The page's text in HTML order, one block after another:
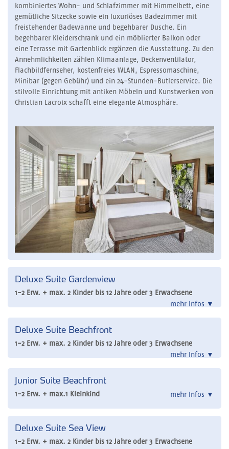
kombiniertes Wohn- und Schlafzimmer mit Himmelbett, eine
gemütliche Sitzecke sowie ein luxuriöses Badezimmer mit
freistehender Badewanne und begehbarer Dusche. Ein
begehbarer Kleiderschrank und ein möblierter Balkon oder
eine Terrasse mit Gartenblick ergänzen die Ausstattung. Zu den
Annehmlichkeiten zählen Klimaanlage, Deckenventilator,
Flachbildfernseher, kostenfreies WLAN, Espressomaschine,
Minibar (gegen Gebühr) und ein 24-Stunden-Butlerservice. Die
stilvolle Einrichtung mit antiken Möbeln und Kunstwerken von
Christian Lacroix schafft eine elegante Atmosphäre.
Deluxe Suite Gardenview
1-2 Erw. + max. 2 Kinder bis 12 Jahre oder 3 Erwachsene
mehr Infos ▼
Deluxe Suite Beachfront
1-2 Erw. + max. 2 Kinder bis 12 Jahre oder 3 Erwachsene
mehr Infos ▼
Junior Suite Beachfront
1-2 Erw. + max.1 Kleinkind mehr Infos ▼
Deluxe Suite Sea View
1-2 Erw. + max. 2 Kinder bis 12 Jahre oder 3 Erwachsene